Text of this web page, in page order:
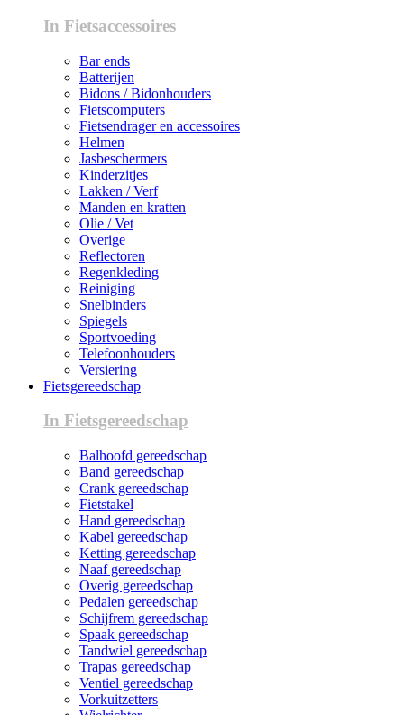
In Fietsaccessoires
Bar ends
Batterijen
Bidons / Bidonhouders
Fietscomputers
Fietsendrager en accessoires
Helmen
Jasbeschermers
Kinderzitjes
Lakken / Verf
Manden en kratten
Olie / Vet
Overige
Reflectoren
Regenkleding
Reiniging
Snelbinders
Spiegels
Sportvoeding
Telefoonhouders
Versiering
Fietsgereedschap
In Fietsgereedschap
Balhoofd gereedschap
Band gereedschap
Crank gereedschap
Fietstakel
Hand gereedschap
Kabel gereedschap
Ketting gereedschap
Naaf gereedschap
Overig gereedschap
Pedalen gereedschap
Schijfrem gereedschap
Spaak gereedschap
Tandwiel gereedschap
Trapas gereedschap
Ventiel gereedschap
Vorkuitzetters